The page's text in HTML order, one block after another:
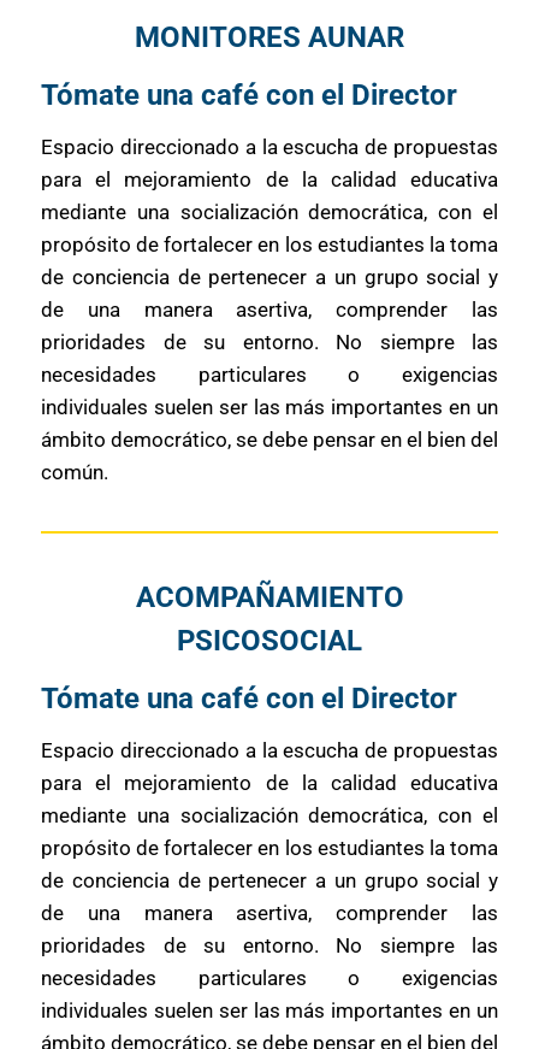
MONITORES AUNAR
Tómate una café con el Director
Espacio direccionado a la escucha de propuestas
para el mejoramiento de la calidad educativa
mediante una socialización democrática, con el
propósito de fortalecer en los estudiantes la toma
de conciencia de pertenecer a un grupo social y
de una manera asertiva, comprender las
prioridades de su entorno. No siempre las
necesidades particulares o exigencias
individuales suelen ser las más importantes en un
ámbito democrático, se debe pensar en el bien del
común.
ACOMPAÑAMIENTO
PSICOSOCIAL
Tómate una café con el Director
Espacio direccionado a la escucha de propuestas
para el mejoramiento de la calidad educativa
mediante una socialización democrática, con el
propósito de fortalecer en los estudiantes la toma
de conciencia de pertenecer a un grupo social y
de una manera asertiva, comprender las
prioridades de su entorno. No siempre las
necesidades particulares o exigencias
individuales suelen ser las más importantes en un
ámbito democrático, se debe pensar en el bien del